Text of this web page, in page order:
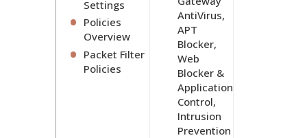
Settings
Policies
Overview
Packet Filter
Policies
AntiVirus,
APT
Blocker,
Web
Blocker &
Application
Control,
Intrusion
Prevention